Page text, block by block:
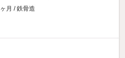
月 / 鉄骨造